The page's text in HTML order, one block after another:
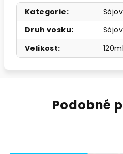
Kategorie:
Druh vosku:
Velikost:
Podobné